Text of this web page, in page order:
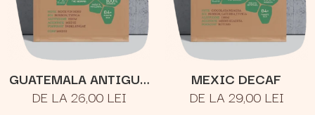
GUATEMALA ANTIGUA
LOS VOLCANES
DE LA 26,00 LEI
MEXIC DECAF
DE LA 29,00 LEI